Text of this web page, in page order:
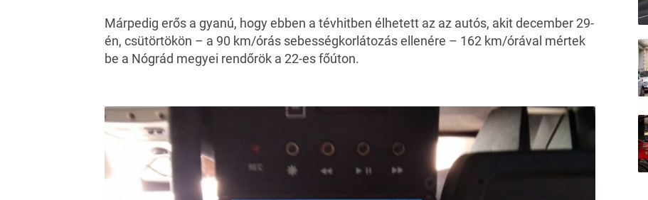
Márpedig erős a gyanú, hogy ebben a tévhitben élhetett az az autós, akit december 29-
én, csütörtökön – a 90 km/órás sebességkorlátozás ellenére – 162 km/órával mértek
be a Nógrád megyei rendőrök a 22-es főúton.